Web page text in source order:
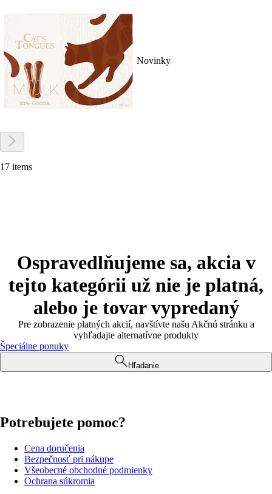
Novinky
17 items
Ospravedlňujeme sa, akcia v
tejto kategórii už nie je platná,
alebo je tovar vypredaný
Pre zobrazenie platných akcií, navštívte našu Akčnú stránku a
vyhľadajte alternatívne produkty
Špeciálne ponuky
Hľadanie
Potrebujete pomoc?
Cena doručenia
Bezpečnosť pri nákupe
Všeobecné obchodné podmienky
Ochrana súkromia